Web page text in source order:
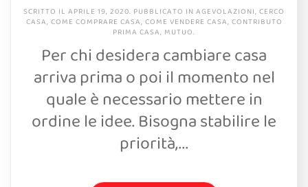
SCRITTO IL APRILE 19, 2020. PUBBLICATO IN AGEVOLAZIONI, CERCO
CASA, COME COMPRARE CASA, COME VENDERE CASA, CONTRIBUTO
PRIMA CASA, MUTUO.
Per chi desidera cambiare casa
arriva prima o poi il momento nel
quale è necessario mettere in
ordine le idee. Bisogna stabilire le
priorità,...